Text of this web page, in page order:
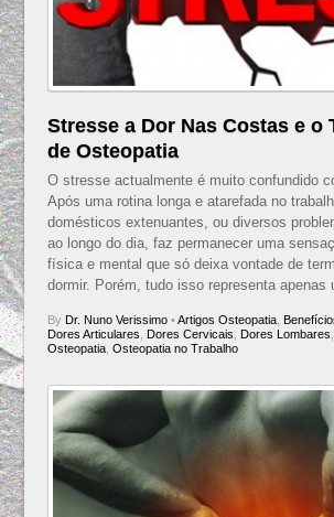
Stresse a Dor Nas Costas e o
de Osteopatia
O stresse actualmente é muito confundido
Após uma rotina longa e atarefada no
domésticos extenuantes, ou diversos
ao longo do dia, faz permanecer uma
física e mental que só deixa vontade de
dormir. Porém, tudo isso representa
By Dr. Nuno Verissimo• Artigos Osteopatia,
Dores Articulares
Dores Cervicais Dores Lombares
Osteopatia, Osteopatia no Trabalho